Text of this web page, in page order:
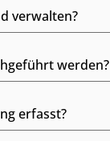
verwalten?
werden?
erfasst?